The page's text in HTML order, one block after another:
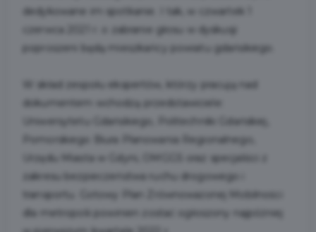
dedykowane im spotkanie. I tak, w czwartek 1
czerwca 2021 r. o zabranie głosu w dyskusji
poproszeni będą mieszkańcy powiatu gdańskiego.
W skład zespołu ekspertów, którzy pracują nad
dokumentem wchodzą przedstawiciele:
Uniwersytetu Gdańskiego, Politechniki Gdańskiej,
Pomorskiego Biura Planowania Regionalnego,
Urzędu Miasta w Gdyni, OMGGS oraz specjaliści z
zakresu bezpieczeństwa ruchu drogowego i
transportu. Gotowy Plan Zrównoważonej Mobilności
dla metropolii powinien zostać ogłoszony najpóźniej